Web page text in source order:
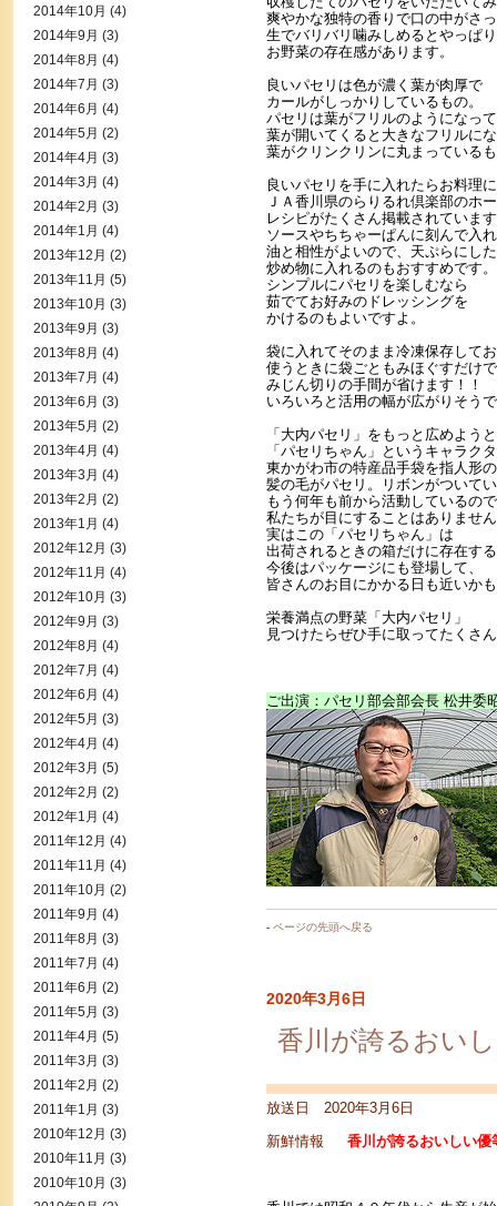
爽やかな独特の香りで口の中がさ
生でバリバリ噛みしめるとやっぱり
お野菜の存在感があります。
良いパセリは色が濃く葉が肉厚で
カールがしっかりしているもの。
パセリは葉がフリルのようになっ
葉が開いてくると大きなフリルに
葉がクリンクリンに丸まっている
良いパセリを手に入れたらお料理
ＪＡ香川県のらりるれ倶楽部のホ
レシピがたくさん掲載されていま
ソースやちちゃーぱんに刻んで入
油と相性がよいので、天ぷらにし
炒め物に入れるのもおすすめです。
シンプルにパセリを楽しむなら
茹でてお好みのドレッシングを
かけるのもよいですよ。
袋に入れてそのまま冷凍保存して
使うときに袋ごともみほぐすだけ
みじん切りの手間が省けます！！
いろいろと活用の幅が広がりそう
「大内パセリ」をもっと広めようと
「パセリちゃん」というキャラク
東かがわ市の特産品手袋を指人形
髪の毛がパセリ。リボンがついて
もう何年も前から活動しているの
私たちが目にすることはありませ
実はこの「パセリちゃん」は
出荷されるときの箱だけに存在す
今後はパッケージにも登場して、
皆さんのお目にかかる日も近いか
栄養満点の野菜「大内パセリ」
見つけたらぜひ手に取ってたくさ
ご出演：パセリ部会部会長 松井委
- ページの先頭へ戻る
2020年3月6日
香川が誇るおい
放送日 2020年3月6日
新鮮情報
香川が誇るおいしい優
2014年10月 (4)
2014年9月 (3)
2014年8月 (4)
2014年7月 (3)
2014年6月 (4)
2014年5月 (2)
2014年4月 (3)
2014年3月 (4)
2014年2月 (3)
2014年1月 (4)
2013年12月 (2)
2013年11月 (5)
2013年10月 (3)
2013年9月 (3)
2013年8月 (4)
2013年7月 (4)
2013年6月 (3)
2013年5月 (2)
2013年4月 (4)
2013年3月 (4)
2013年2月 (2)
2013年1月 (4)
2012年12月 (3)
2012年11月 (4)
2012年10月 (3)
2012年9月 (3)
2012年8月 (4)
2012年7月 (4)
2012年6月 (4)
2012年5月 (3)
2012年4月 (4)
2012年3月 (5)
2012年2月 (2)
2012年1月 (4)
2011年12月 (4)
2011年11月 (4)
2011年10月 (2)
2011年9月 (4)
2011年8月 (3)
2011年7月 (4)
2011年6月 (2)
2011年5月 (3)
2011年4月 (5)
2011年3月 (3)
2011年2月 (2)
2011年1月 (3)
2010年12月 (3)
2010年11月 (3)
2010年10月 (3)